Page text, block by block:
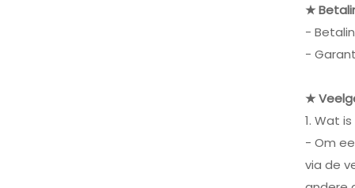
★
-
-
★
1. Wat
- Om
via de